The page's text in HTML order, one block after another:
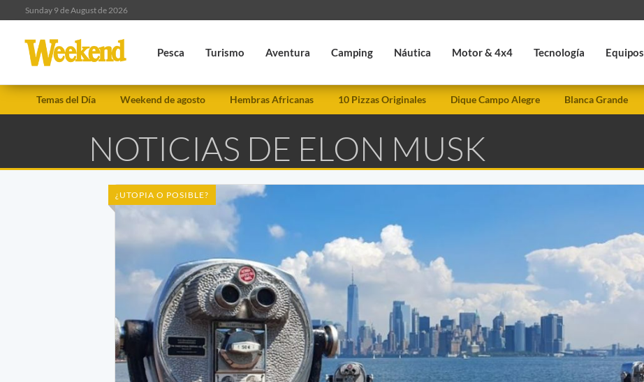
Sunday 9 de August de 2026
Pesca Turismo Aventura Camping Náutica Motor & 4x4 Tecnología Equipos
Temas del Día Weekend de agosto Hembras Africanas 10 Pizzas Originales Dique Campo Alegre Blanca Grande
NOTICIAS DE ELON MUSK
¿UTOPIA O POSIBLE?